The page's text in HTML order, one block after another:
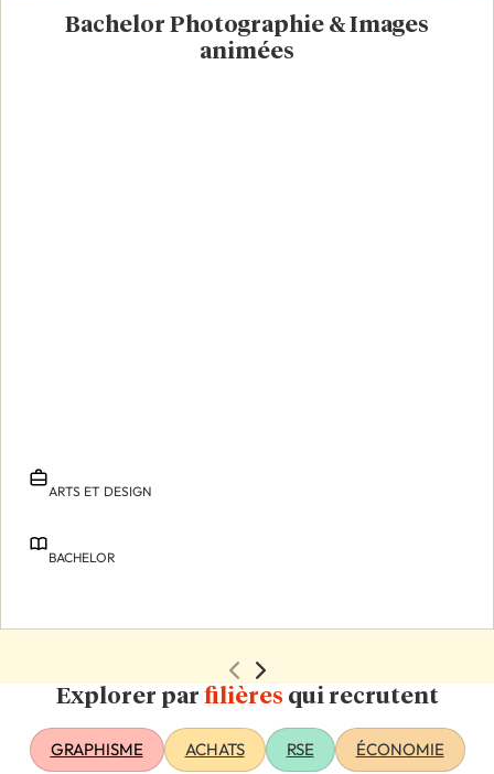
Bachelor Photographie & Images
animées
ARTS ET DESIGN
BACHELOR
Explorer par filières qui recrutent
GRAPHISME ACHATS RSE ÉCONOMIE